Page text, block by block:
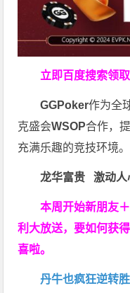
立即百度搜索领取
GGPoker作为全
克盛会WSOP合作，
充满乐趣的竞技环境。
龙华富贵 激动人
本周开始新朋友
利大放送，要如何获
喜啦。
丹牛也疯狂逆转胜